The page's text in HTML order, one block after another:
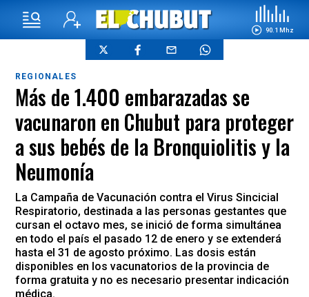
90.1 Mhz
REGIONALES
Más de 1.400 embarazadas se
vacunaron en Chubut para proteger
a sus bebés de la Bronquiolitis y la
Neumonía
La Campaña de Vacunación contra el Virus Sincicial
Respiratorio, destinada a las personas gestantes que
cursan el octavo mes, se inició de forma simultánea
en todo el país el pasado 12 de enero y se extenderá
hasta el 31 de agosto próximo. Las dosis están
disponibles en los vacunatorios de la provincia de
forma gratuita y no es necesario presentar indicación
médica.